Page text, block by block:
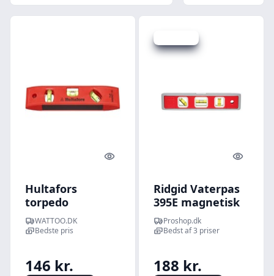
Quick look
Hultafors
torpedo
vaterpas, 200
mm, med
WATTOO.DK
Bedste pris
146 kr.
Quick
Ridgid Vaterpas
395E magnetisk
Proshop.dk
Bedst af 3 priser
188 kr.